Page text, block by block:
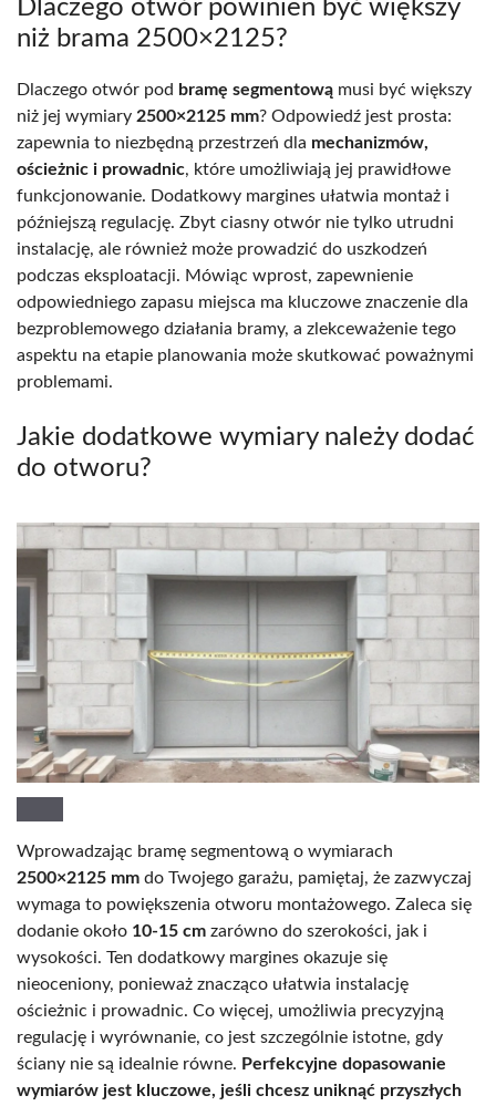
Dlaczego otwór powinien być większy
niż brama 2500×2125?
Dlaczego otwór pod bramę segmentową musi być większy
niż jej wymiary 2500×2125 mm? Odpowiedź jest prosta:
zapewnia to niezbędną przestrzeń dla mechanizmów,
ościeżnic i prowadnic, które umożliwiają jej prawidłowe
funkcjonowanie. Dodatkowy margines ułatwia montaż i
późniejszą regulację. Zbyt ciasny otwór nie tylko utrudni
instalację, ale również może prowadzić do uszkodzeń
podczas eksploatacji. Mówiąc wprost, zapewnienie
odpowiedniego zapasu miejsca ma kluczowe znaczenie dla
bezproblemowego działania bramy, a zlekceważenie tego
aspektu na etapie planowania może skutkować poważnymi
problemami.
Jakie dodatkowe wymiary należy dodać
do otworu?
Wprowadzając bramę segmentową o wymiarach
2500×2125 mm do Twojego garażu, pamiętaj, że zazwyczaj
wymaga to powiększenia otworu montażowego. Zaleca się
dodanie około 10-15 cm zarówno do szerokości, jak i
wysokości. Ten dodatkowy margines okazuje się
nieoceniony, ponieważ znacząco ułatwia instalację
ościeżnic i prowadnic. Co więcej, umożliwia precyzyjną
regulację i wyrównanie, co jest szczególnie istotne, gdy
ściany nie są idealnie równe. Perfekcyjne dopasowanie
wymiarów jest kluczowe, jeśli chcesz uniknąć przyszłych